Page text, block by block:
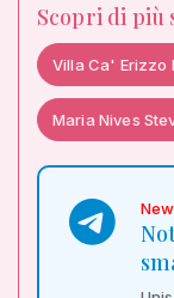
Scopri di più
Villa Ca' Erizzo
Maria Nives
New